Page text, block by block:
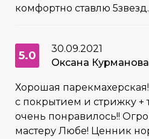
комфортно ставлю 5звезд.
5.0
30.09.2021
Оксана Курманова
Хорошая
с покрытием и стрижку +
очень понравилось!!
мастеру Любе! Ценник